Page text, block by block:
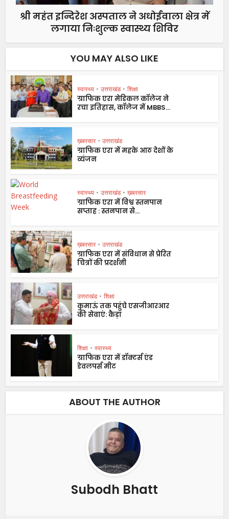
श्री महंत इन्दिरेश अस्पताल ने अधोईवाला क्षेत्र में
लगाया निःशुल्क स्वास्थ्य शिविर
YOU MAY ALSO LIKE
स्वास्थ्य • उत्तराखंड • शिक्षा
ग्राफिक एरा मेडिकल कॉलेज ने
रचा इतिहास, कॉलेज में MBBS...
ख़बरसार • उत्तराखंड
ग्राफिक एरा में महके आठ देशों के
व्यंजन
स्वास्थ्य • उत्तराखंड • ख़बरसार
ग्राफिक एरा में विश्व स्तनपान
सप्ताह : स्तनपान से...
ख़बरसार • उत्तराखंड
ग्राफिक एरा में संविधान से प्रेरित
चित्रों की प्रदर्शनी
उत्तराखंड • शिक्षा
कुमाऊं तक पहुंचे एसजीआरआर
की सेवाएं: कैड़ा
शिक्षा • स्वास्थ्य
ग्राफिक एरा में डॉक्टर्स एंड
डेवलपर्स मीट
ABOUT THE AUTHOR
Subodh Bhatt